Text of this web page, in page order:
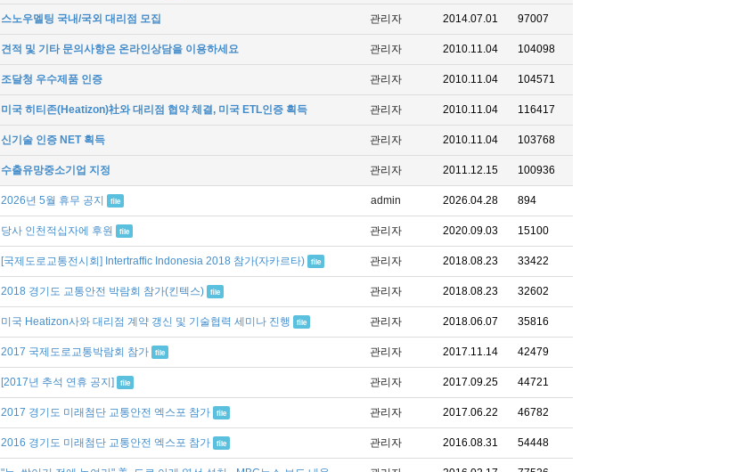
스노우멜팅 국내/국외 대리점 모집 관리자 2014.07.01 97007
견적 및 기타 문의사항은 온라인상담을 이용하세요 관리자 2010.11.04 104098
조달청 우수제품 인증 관리자 2010.11.04 104571
미국 히티존(Heatizon)社와 대리점 협약 체결, 미국 ETL인증 획득 관리자 2010.11.04 116417
신기술 인증 NET 획득 관리자 2010.11.04 103768
수출유망중소기업 지정 관리자 2011.12.15 100936
2026년 5월 휴무 공지 file admin 2026.04.28 894
당사 인천적십자에 후원 file 관리자 2020.09.03 15100
[국제도로교통전시회] Intertraffic Indonesia 2018 참가(자카르타) file 관리자 2018.08.23 33422
2018 경기도 교통안전 박람회 참가(킨텍스) file 관리자 2018.08.23 32602
미국 Heatizon사와 대리점 계약 갱신 및 기술협력 세미나 진행 file 관리자 2018.06.07 35816
2017 국제도로교통박람회 참가 file 관리자 2017.11.14 42479
[2017년 추석 연휴 공지] file 관리자 2017.09.25 44721
2017 경기도 미래첨단 교통안전 엑스포 참가 file 관리자 2017.06.22 46782
2016 경기도 미래첨단 교통안전 엑스포 참가 file 관리자 2016.08.31 54448